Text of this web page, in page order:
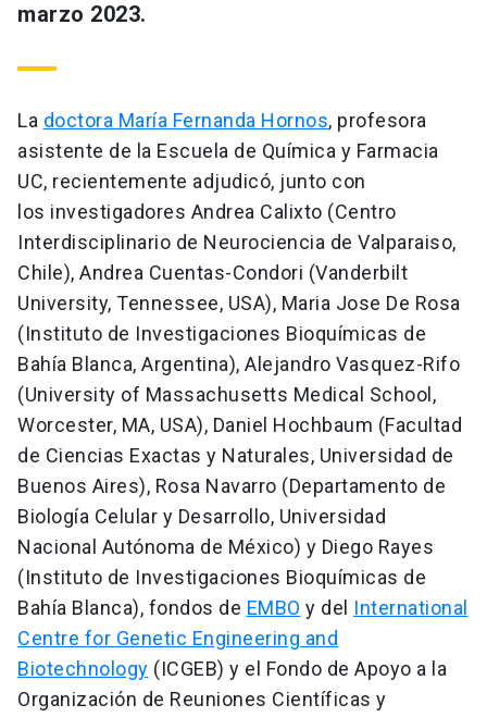
marzo 2023.
La doctora María Fernanda Hornos, profesora
asistente de la Escuela de Química y Farmacia
UC, recientemente adjudicó, junto con
los investigadores Andrea Calixto (Centro
Interdisciplinario de Neurociencia de Valparaiso,
Chile), Andrea Cuentas-Condori (Vanderbilt
University, Tennessee, USA), Maria Jose De Rosa
(Instituto de Investigaciones Bioquímicas de
Bahía Blanca, Argentina), Alejandro Vasquez-Rifo
(University of Massachusetts Medical School,
Worcester, MA, USA), Daniel Hochbaum (Facultad
de Ciencias Exactas y Naturales, Universidad de
Buenos Aires), Rosa Navarro (Departamento de
Biología Celular y Desarrollo, Universidad
Nacional Autónoma de México) y Diego Rayes
(Instituto de Investigaciones Bioquímicas de
Bahía Blanca), fondos de EMBO y del International
Centre for Genetic Engineering and
Biotechnology (ICGEB) y el Fondo de Apoyo a la
Organización de Reuniones Científicas y